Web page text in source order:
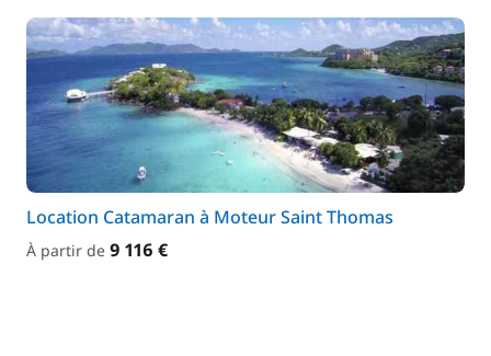
Location Catamaran à Moteur Saint Thomas
À partir de 9 116 €